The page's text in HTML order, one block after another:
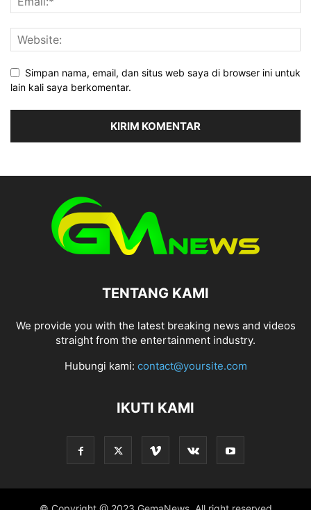
Simpan nama, email, dan situs web saya di browser ini untuk
lain kali saya berkomentar.
TENTANG KAMI
We provide you with the latest breaking news and videos
straight from the entertainment industry.
Hubungi kami: contact@yoursite.com
IKUTI KAMI